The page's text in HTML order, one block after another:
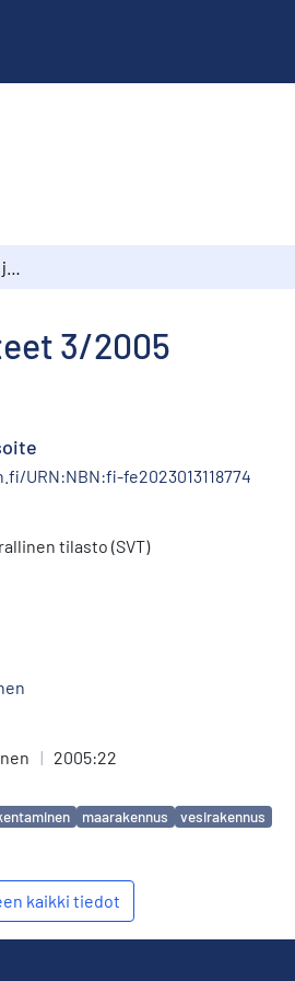
3/2005
URN:NBN:fi-fe2023013118774
tilasto (SVT)
| 2005:22
maarakennus vesirakennus
kaikki tiedot